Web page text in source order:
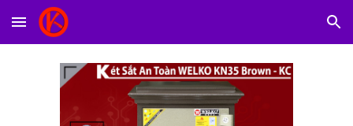
Skip to main content Skip to navigation